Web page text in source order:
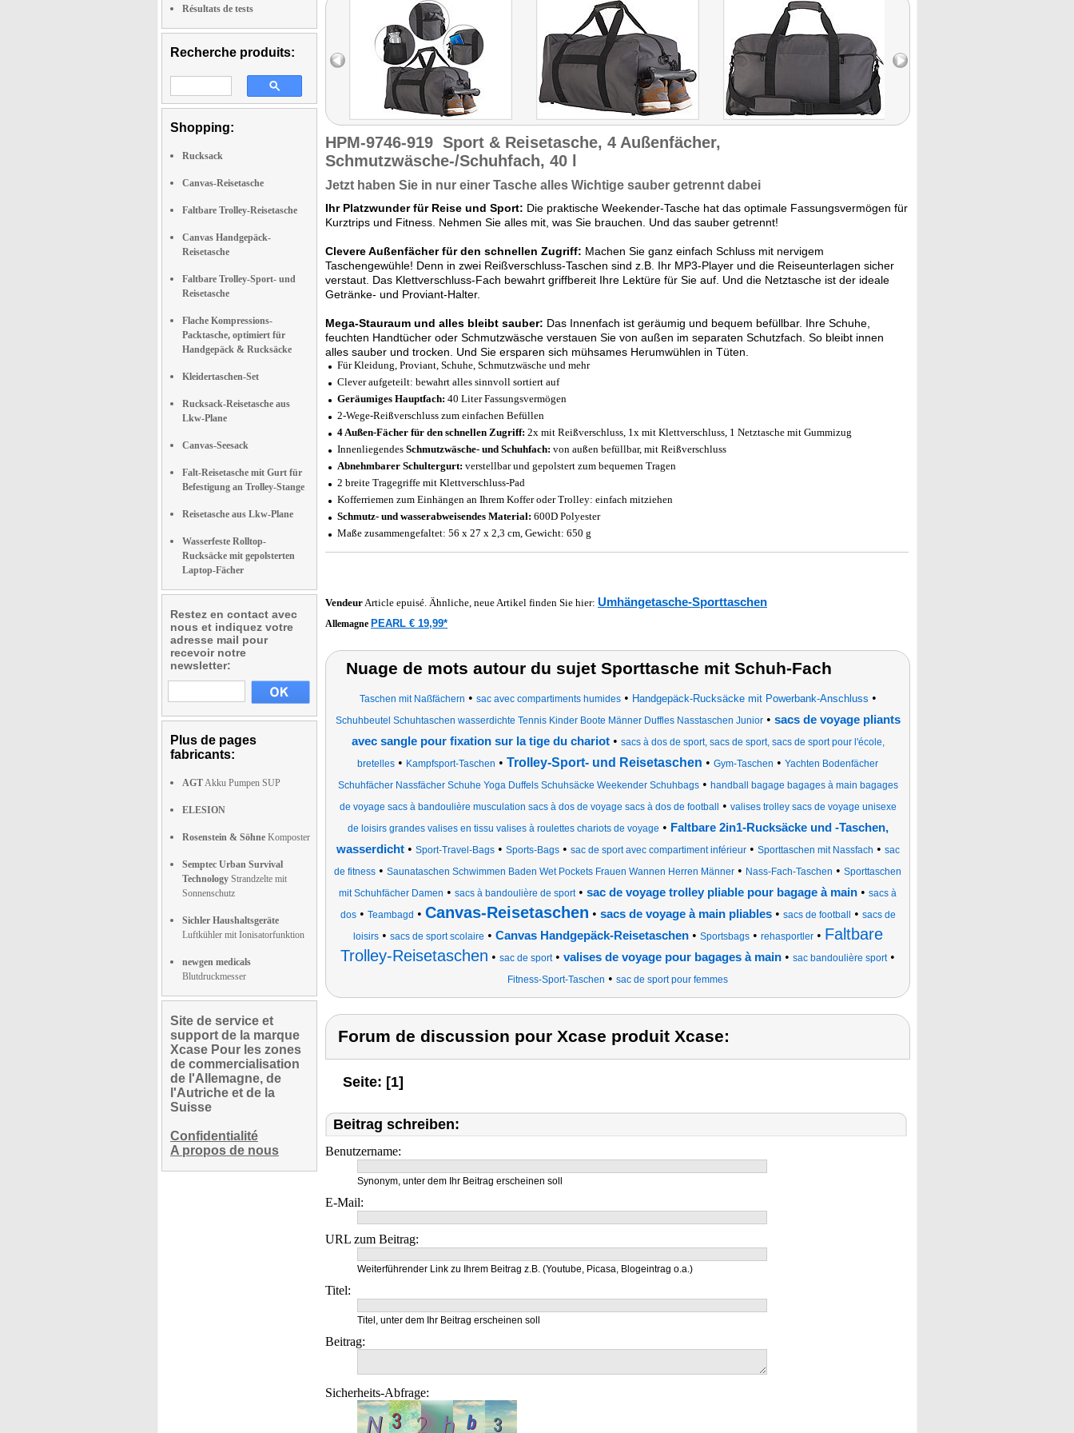
Résultats de tests
Recherche produits:
Shopping:
Rucksack
Canvas-Reisetasche
Faltbare Trolley-Reisetasche
Canvas Handgepäck-
Reisetasche
Faltbare Trolley-Sport- und
Reisetasche
Flache Kompressions-
Packtasche, optimiert für
Handgepäck & Rucksäcke
Kleidertaschen-Set
Rucksack-Reisetasche aus
Lkw-Plane
Canvas-Seesack
Falt-Reisetasche mit Gurt für
Befestigung an Trolley-Stange
Reisetasche aus Lkw-Plane
Wasserfeste Rolltop-
Rucksäcke mit gepolsterten
Laptop-Fächer
Restez en contact avec
nous et indiquez votre
adresse mail pour
recevoir notre
newsletter:
Plus de pages
fabricants:
AGTAkku Pumpen SUP
ELESION
Rosenstein & Söhne Komposter
Semptec Urban Survival
Technology Strandzelte mit
Sonnenschutz
Sichler Haushaltsgeräte
Luftkühler mit Ionisatorfunktion
newgen medicals
Blutdruckmesser
Site de service et
support de la marque
Xcase Pour les zones
de commercialisation
de l'Allemagne, de
l'Autriche et de la
Suisse
Confidentialité
A propos de nous
HPM-9746-919 Sport & Reisetasche, 4 Außenfächer,
Schmutzwäsche-/Schuhfach, 40 l
Jetzt haben Sie in nur einer Tasche alles Wichtige sauber getrennt dabei
Ihr Platzwunder für Reise und Sport: Die praktische Weekender-Tasche hat das optimale Fassungsvermögen für
Kurztrips und Fitness. Nehmen Sie alles mit, was Sie brauchen. Und das sauber getrennt!
Clevere Außenfächer für den schnellen Zugriff: Machen Sie ganz einfach Schluss mit nervigem
Taschengewühle! Denn in zwei Reißverschluss-Taschen sind z.B. Ihr MP3-Player und die Reiseunterlagen sicher
verstaut. Das Klettverschluss-Fach bewahrt griffbereit Ihre Lektüre für Sie auf. Und die Netztasche ist der ideale
Getränke- und Proviant-Halter.
Mega-Stauraum und alles bleibt sauber: Das Innenfach ist geräumig und bequem befüllbar. Ihre Schuhe,
feuchten Handtücher oder Schmutzwäsche verstauen Sie von außen im separaten Schutzfach. So bleibt innen
alles sauber und trocken. Und Sie ersparen sich mühsames Herumwühlen in Tüten.
Für Kleidung, Proviant, Schuhe, Schmutzwäsche und mehr
Clever aufgeteilt: bewahrt alles sinnvoll sortiert auf
Geräumiges Hauptfach: 40 Liter Fassungsvermögen
2-Wege-Reißverschluss zum einfachen Befüllen
4 Außen-Fächer für den schnellen Zugriff: 2x mit Reißverschluss, 1x mit Klettverschluss, 1 Netztasche mit Gummizug
Innenliegendes Schmutzwäsche- und Schuhfach: von außen befüllbar, mit Reißverschluss
Abnehmbarer Schultergurt: verstellbar und gepolstert zum bequemen Tragen
2 breite Tragegriffe mit Klettverschluss-Pad
Kofferriemen zum Einhängen an Ihrem Koffer oder Trolley: einfach mitziehen
Schmutz- und wasserabweisendes Material: 600D Polyester
Maße zusammengefaltet: 56 x 27 x 2,3 cm, Gewicht: 650 g
VendeurArticle epuisé. Ähnliche, neue Artikel finden Sie hier: Umhängetasche-Sporttaschen
Allemagne PEARL € 19,99*
Nuage de mots autour du sujet Sporttasche mit Schuh-Fach
Taschen mit Naßfächern • sac avec compartiments humides• Handgepäck-Rucksäcke mit Powerbank-Anschluss •
Schuhbeutel Schuhtaschen wasserdichte Tennis Kinder Boote Männer Duffles Nasstaschen Junior• sacs de voyage pliants
avec sangle pour fixation sur la tige du chariot• sacs à dos de sport, sacs de sport, sacs de sport pour l'école,
bretelles • Kampfsport-Taschen • Trolley-Sport- und Reisetaschen • Gym-Taschen • Yachten Bodenfächer
Schuhfächer Nassfächer Schuhe Yoga Duffels Schuhsäcke Weekender Schuhbags• handball bagage bagages à main bagages
de voyage sacs à bandoulière musculation sacs à dos de voyage sacs à dos de football
• valises trolley sacs de voyage unisexe
de loisirs grandes valises en tissu valises à roulettes chariots de voyage • Faltbare 2in1-Rucksäcke und -Taschen,
wasserdicht• Sport-Travel-Bags• Sports-Bags• sac de sport avec compartiment inférieur• Sporttaschen mit Nassfach • sac
de fitness • Saunataschen Schwimmen Baden Wet Pockets Frauen Wannen Herren Männer • Nass-Fach-Taschen • Sporttaschen
mit Schuhfächer Damen • sacs à bandoulière de sport• sac de voyage trolley pliable pour bagage à main • sacs à
dos• Teambagd • Canvas-Reisetaschen • sacs de voyage à main pliables• sacs de football • sacs de
loisirs• sacs de sport scolaire • Canvas Handgepäck-Reisetaschen• Sportsbags• rehasportler• Faltbare
Trolley-Reisetaschen • sac de sport• valises de voyage pour bagages à main • sac bandoulière sport•
Fitness-Sport-Taschen • sac de sport pour femmes
Forum de discussion pour Xcase produit Xcase:
Seite: [1]
Beitrag schreiben:
Benutzername:
Synonym, unter dem Ihr Beitrag erscheinen soll
E-Mail:
URL zum Beitrag:
Weiterführender Link zu Ihrem Beitrag z.B. (Youtube, Picasa, Blogeintrag o.a.)
Titel:
Titel, unter dem Ihr Beitrag erscheinen soll
Beitrag:
Sicherheits-Abfrage: